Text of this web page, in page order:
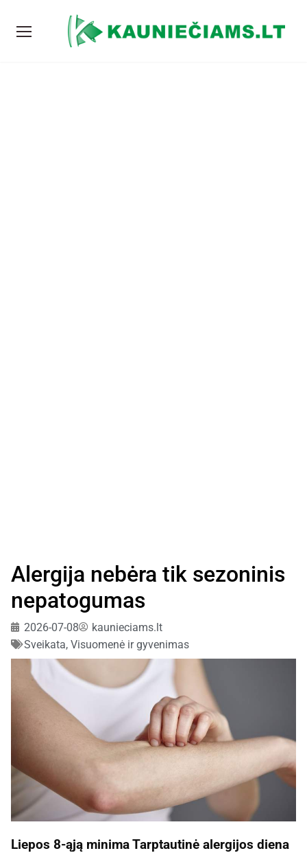
Alergija nebėra tik sezoninis
nepatogumas
2026-07-08
kaunieciams.lt
Sveikata, Visuomenė ir gyvenimas
Liepos 8-ąją minima Tarptautinė alergijos diena